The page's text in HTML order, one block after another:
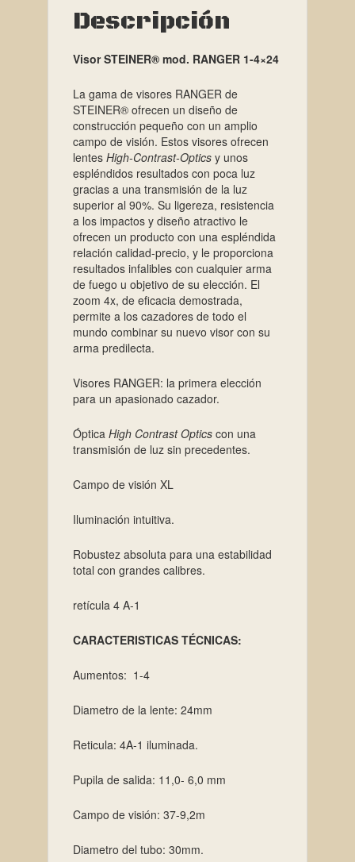
Descripción
Visor STEINER® mod. RANGER 1-4×24
La gama de visores RANGER de
STEINER® ofrecen un diseño de
construcción pequeño con un amplio
campo de visión. Estos visores ofrecen
lentes High-Contrast-Opticsy unos
espléndidos resultados con poca luz
gracias a una transmisión de la luz
superior al 90%. Su ligereza, resistencia
a los impactos y diseño atractivo le
ofrecen un producto con una espléndida
relación calidad-precio, y le proporciona
resultados infalibles con cualquier arma
de fuego u objetivo de su elección. El
zoom 4x, de eficacia demostrada,
permite a los cazadores de todo el
mundo combinar su nuevo visor con su
arma predilecta.
Visores RANGER: la primera elección
para un apasionado cazador.
Óptica High Contrast Opticscon una
transmisión de luz sin precedentes.
Campo de visión XL
Iluminación intuitiva.
Robustez absoluta para una estabilidad
total con grandes calibres.
retícula 4 A-1
CARACTERISTICAS TÉCNICAS:
Aumentos: 1-4
Diametro de la lente: 24mm
Reticula: 4A-1 iluminada.
Pupila de salida: 11,0- 6,0 mm
Campo de visión: 37-9,2m
Diametro del tubo: 30mm.